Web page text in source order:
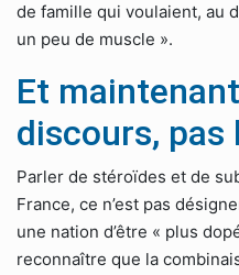
de famille qui voulaient, au
un peu de muscle ».
Et
discours, pas
Parler de stéroïdes et de
France, ce n’est pas
une nation d’être « plus
reconnaître que la